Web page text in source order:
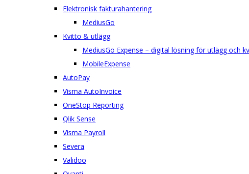
Elektronisk fakturahantering
MediusGo
Kvitto & utlägg
MediusGo Expense – digital lösning för utlägg och
MobileExpense
AutoPay
Visma AutoInvoice
OneStop Reporting
Qlik Sense
Visma Payroll
Severa
Validoo